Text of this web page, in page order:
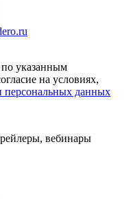
указанным
на условиях,
персональных данных
вебинары